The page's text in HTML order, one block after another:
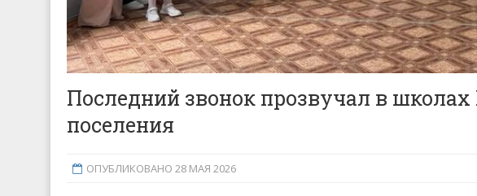
Последний звонок прозвучал в школах
поселения
ОПУБЛИКОВАНО 28 МАЯ 2026